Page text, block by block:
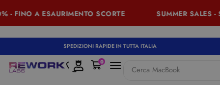
A ESAURIMENTO SCORTE SUMMER SALES -
SPEDIZIONI RAPIDE IN TUTTA ITALIA
Cerca MacBook
0